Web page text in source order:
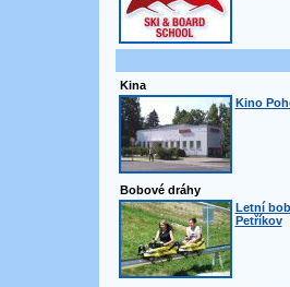
Kina
Kino
Bobové dráhy
Letní
Petříkov